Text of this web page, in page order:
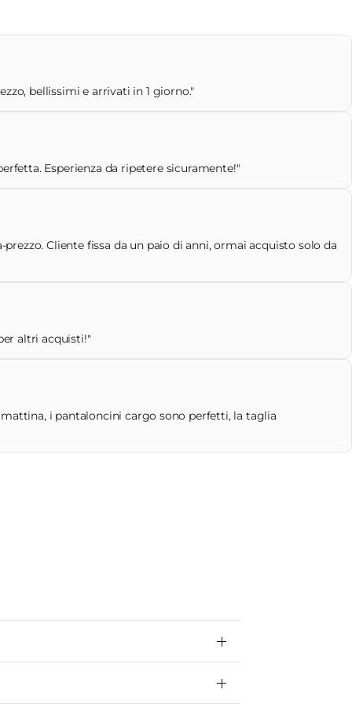
bellissimi e arrivati in 1 giorno."
Esperienza da ripetere sicuramente!"
Cliente fissa da un paio di anni, ormai acquisto solo da
altri acquisti!"
i pantaloncini cargo sono perfetti, la taglia